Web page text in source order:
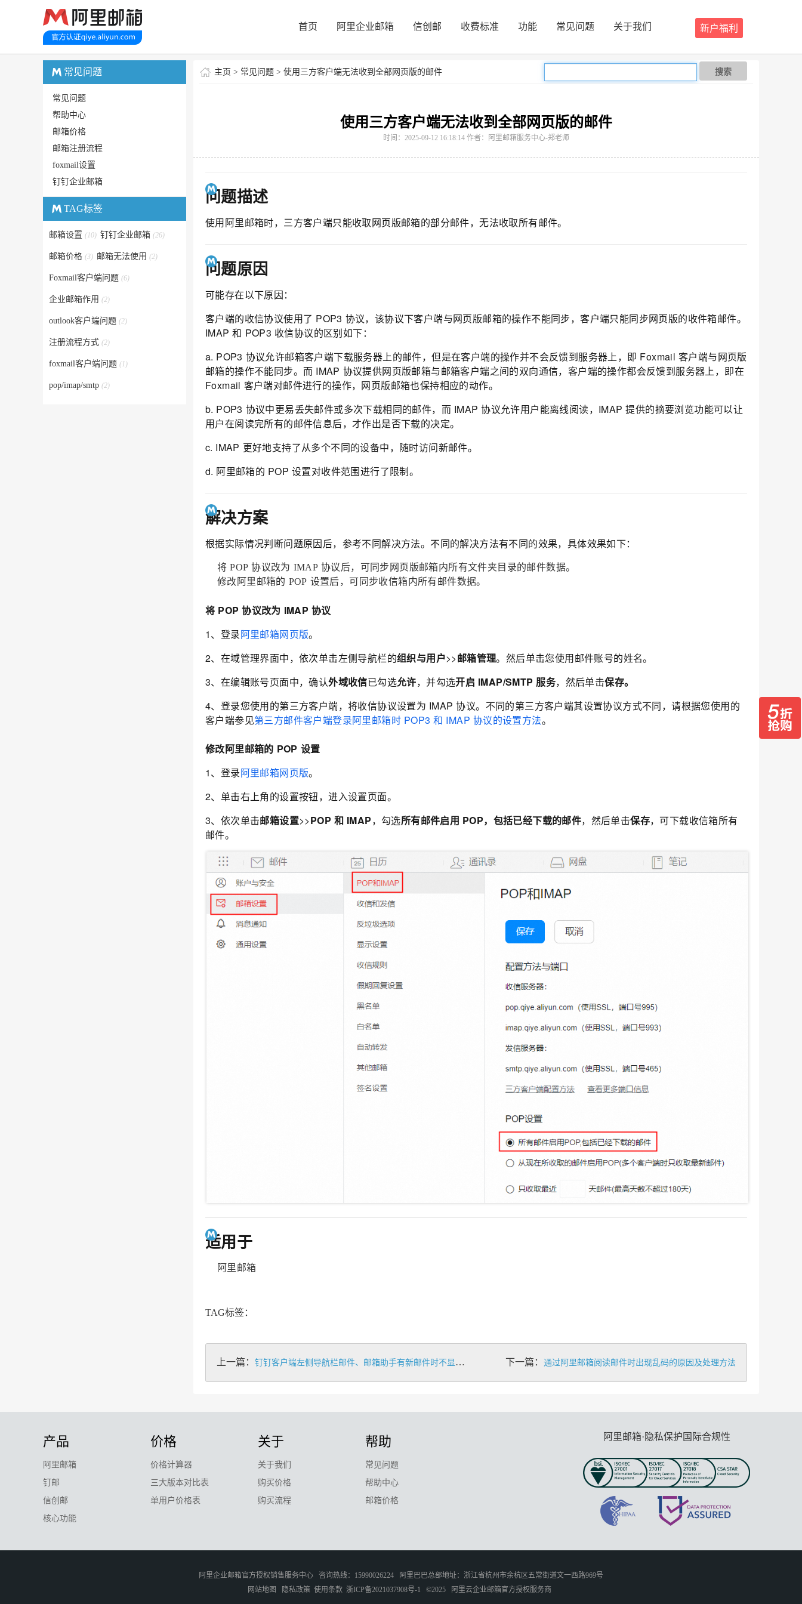
新户福利
首页 阿里企业邮箱 信创邮 收费标准 功能 常见问题 关于我们
主页 > 常见问题 > 使用三方客户端无法收到全部网页版的邮件 搜索
使用三方客户端无法收到全部网页版的邮件
时间：2025-09-12 16:18:14 作者：阿里邮箱服务中心-郑老师
问题描述
使用阿里邮箱时，三方客户端只能收取网页版邮箱的部分邮件，无法收取所有邮件。
问题原因
可能存在以下原因：
客户端的收信协议使用了 POP3 协议，该协议下客户端与网页版邮箱的操作不能同步，客户端只能同步网页版的收件箱邮件。
IMAP 和 POP3 收信协议的区别如下：
a. POP3 协议允许邮箱客户端下载服务器上的邮件，但是在客户端的操作并不会反馈到服务器上，即 Foxmail 客户端与网页版
邮箱的操作不能同步。而 IMAP 协议提供网页版邮箱与邮箱客户端之间的双向通信，客户端的操作都会反馈到服务器上，即在
Foxmail 客户端对邮件进行的操作，网页版邮箱也保持相应的动作。
b. POP3 协议中更易丢失邮件或多次下载相同的邮件，而 IMAP 协议允许用户能离线阅读，IMAP 提供的摘要浏览功能可以让
用户在阅读完所有的邮件信息后，才作出是否下载的决定。
c. IMAP 更好地支持了从多个不同的设备中，随时访问新邮件。
d. 阿里邮箱的 POP 设置对收件范围进行了限制。
解决方案
根据实际情况判断问题原因后，参考不同解决方法。不同的解决方法有不同的效果，具体效果如下：
将 POP 协议改为 IMAP 协议后，可同步网页版邮箱内所有文件夹目录的邮件数据。
修改阿里邮箱的 POP 设置后，可同步收信箱内所有邮件数据。
将 POP 协议改为 IMAP 协议
1、登录阿里邮箱网页版。
2、在域管理界面中，依次单击左侧导航栏的组织与用户>>邮箱管理。然后单击您使用邮件账号的姓名。
3、在编辑账号页面中，确认外域收信已勾选允许，并勾选开启 IMAP/SMTP 服务，然后单击保存。
4、登录您使用的第三方客户端，将收信协议设置为 IMAP 协议。不同的第三方客户端其设置协议方式不同，请根据您使用的
客户端参见第三方邮件客户端登录阿里邮箱时 POP3 和 IMAP 协议的设置方法。
修改阿里邮箱的 POP 设置
1、登录阿里邮箱网页版。
2、单击右上角的设置按钮，进入设置页面。
3、依次单击邮箱设置>>POP 和 IMAP，勾选所有邮件启用 POP，包括已经下载的邮件，然后单击保存，可下载收信箱所有
邮件。
适用于
阿里邮箱
TAG标签：
上一篇：钉钉客户端左侧导航栏邮件、邮箱助手有新邮件时不显示红点 下一篇： 通过阿里邮箱阅读邮件时出现乱码的原因及处理方法
常见问题
常见问题
帮助中心
邮箱价格
邮箱注册流程
foxmail设置
钉钉企业邮箱
TAG标签
邮箱设置 (10) 钉钉企业邮箱 (26)
邮箱价格 (3) 邮箱无法使用 (2)
Foxmail客户端问题 (6)
企业邮箱作用 (2)
outlook客户端问题 (2)
注册流程方式 (2)
foxmail客户端问题 (1)
pop/imap/smtp (2)
产品
阿里邮箱
钉邮
信创邮
核心功能
价格
价格计算器
三大版本对比表
单用户价格表
关于
关于我们
购买价格
购买流程
帮助
常见问题
帮助中心
邮箱价格
阿里邮箱·隐私保护国际合规性
阿里企业邮箱官方授权销售服务中心 咨询热线：15990026224
阿里巴巴总部地址：浙江省杭州市余杭区五常街道文一西路969号
网站地图
隐私政策 使用条款 浙ICP备2021037908号-1 ©2025 阿里云企业邮箱官方授权服务商